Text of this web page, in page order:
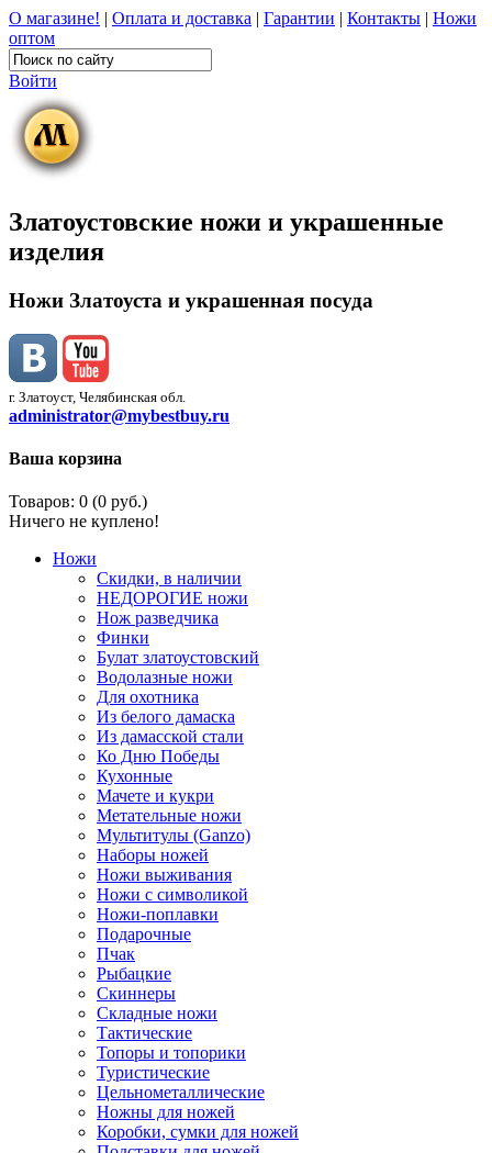
О магазине! | Оплата и доставка | Гарантии | Контакты | Ножи
оптом
Войти
Златоустовские ножи и украшенные
изделия
Ножи Златоуста и украшенная посуда
г. Златоуст, Челябинская обл.
administrator@mybestbuy.ru
Ваша корзина
Товаров: 0 (0 руб.)
Ничего не куплено!
Ножи
Скидки, в наличии
НЕДОРОГИЕ ножи
Нож разведчика
Финки
Булат златоустовский
Водолазные ножи
Для охотника
Из белого дамаска
Из дамасской стали
Ко Дню Победы
Кухонные
Мачете и кукри
Метательные ножи
Мультитулы (Ganzo)
Наборы ножей
Ножи выживания
Ножи с символикой
Ножи-поплавки
Подарочные
Пчак
Рыбацкие
Скиннеры
Складные ножи
Тактические
Топоры и топорики
Туристические
Цельнометаллические
Ножны для ножей
Коробки, сумки для ножей